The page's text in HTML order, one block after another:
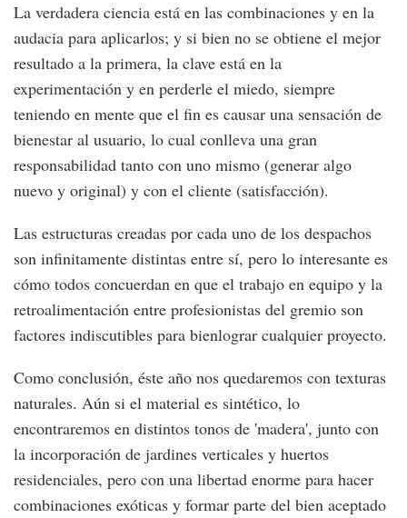
La verdadera ciencia está en las combinaciones y en la
audacia para aplicarlos; y si bien no se obtiene el mejor
resultado a la primera, la clave está en la
experimentación y en perderle el miedo, siempre
teniendo en mente que el fin es causar una sensación de
bienestar al usuario, lo cual conlleva una gran
responsabilidad tanto con uno mismo (generar algo
nuevo y original) y con el cliente (satisfacción).
Las estructuras creadas por cada uno de los despachos
son infinitamente distintas entre sí, pero lo interesante es
cómo todos concuerdan en que el trabajo en equipo y la
retroalimentación entre profesionistas del gremio son
factores indiscutibles para bienlograr cualquier proyecto.
Como conclusión, éste año nos quedaremos con texturas
naturales. Aún si el material es sintético, lo
encontraremos en distintos tonos de 'madera', junto con
la incorporación de jardines verticales y huertos
residenciales, pero con una libertad enorme para hacer
combinaciones exóticas y formar parte del bien aceptado